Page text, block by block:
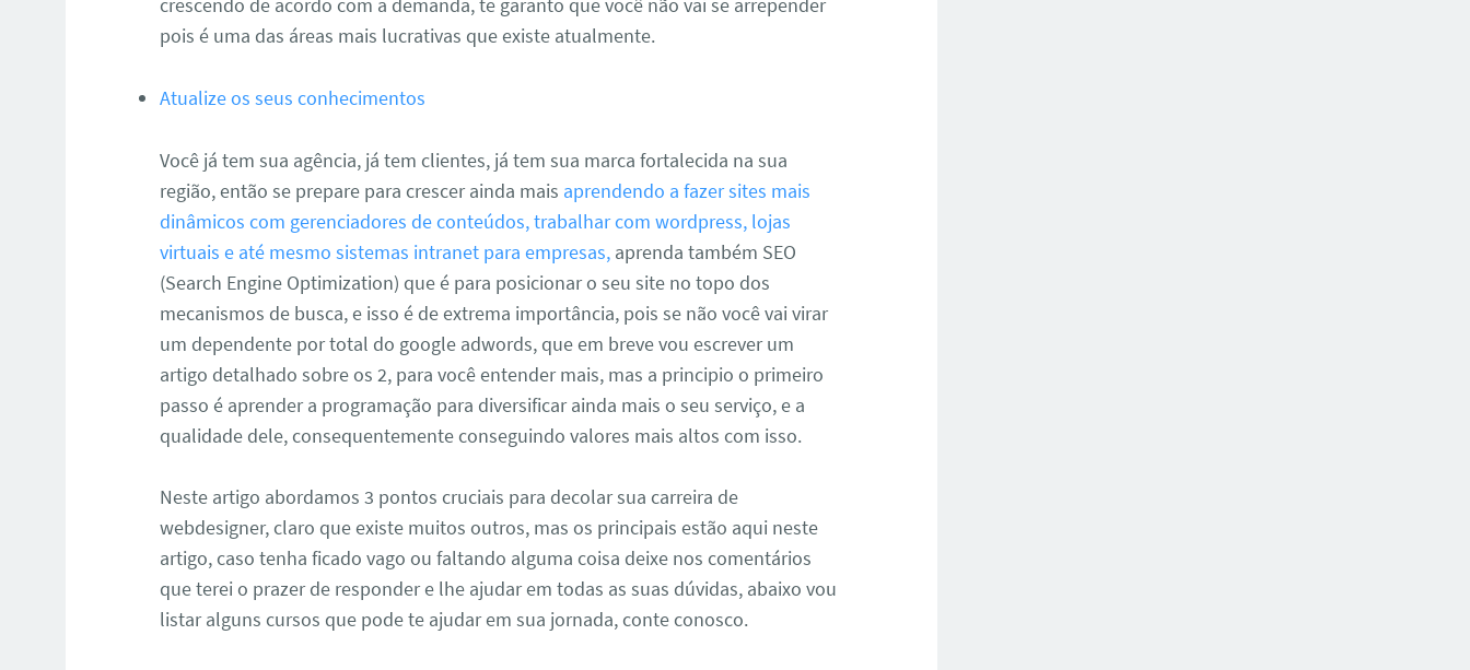
pois é uma das áreas mais lucrativas que existe atualmente.
Atualize os seus conhecimentos
Você já tem sua agência, já tem clientes, já tem sua marca fortalecida na sua
região, então se prepare para crescer ainda mais aprendendo a fazer sites mais
dinâmicos com gerenciadores de conteúdos, trabalhar com wordpress, lojas
virtuais e até mesmo sistemas intranet para empresas, aprenda também SEO
(Search Engine Optimization) que é para posicionar o seu site no topo dos
mecanismos de busca, e isso é de extrema importância, pois se não você vai virar
um dependente por total do google adwords, que em breve vou escrever um
artigo detalhado sobre os 2, para você entender mais, mas a principio o primeiro
passo é aprender a programação para diversificar ainda mais o seu serviço, e a
qualidade dele, consequentemente conseguindo valores mais altos com isso.
Neste artigo abordamos 3 pontos cruciais para decolar sua carreira de
webdesigner, claro que existe muitos outros, mas os principais estão aqui neste
artigo, caso tenha ficado vago ou faltando alguma coisa deixe nos comentários
que terei o prazer de responder e lhe ajudar em todas as suas dúvidas, abaixo vou
listar alguns cursos que pode te ajudar em sua jornada, conte conosco.